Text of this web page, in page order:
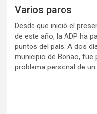
Varios paros
Desde que inició el
de este año, la ADP ha
puntos del país. A dos
municipio de Bonao, fue
problema personal de un